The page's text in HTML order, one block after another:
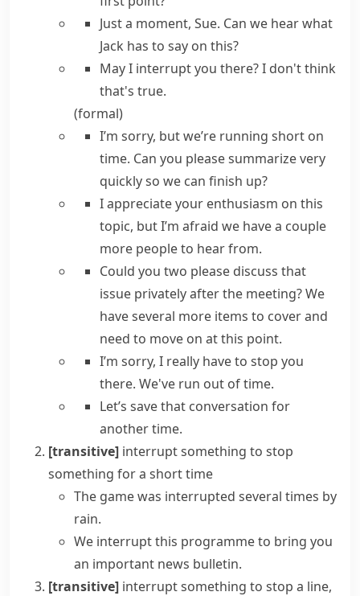
Just a moment, Sue. Can we hear what
Jack has to say on this?
May I interrupt you there?I don't think
that's true.
(formal)
I’m sorry, but we’re running short on
time. Can you please summarize very
quickly so we can finish up?
I appreciate your enthusiasm on this
topic, but I’m afraid we have a couple
more people to hear from.
Could you two please discuss that
issue privately after the meeting? We
have several more items to cover and
need to move on at this point.
I’m sorry, I really have to stop you
there. We've run out of time.
Let’s save that conversation for
another time.
[transitive] interrupt something to stop
something for a short time
The game was interrupted several times by
rain.
We interrupt this programme to bring you
an important news bulletin.
[transitive] interrupt something to stop a line,